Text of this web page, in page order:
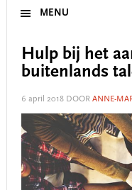
MENU
Hulp bij het
buitenlands
6 april 2018DOOR ANNE-